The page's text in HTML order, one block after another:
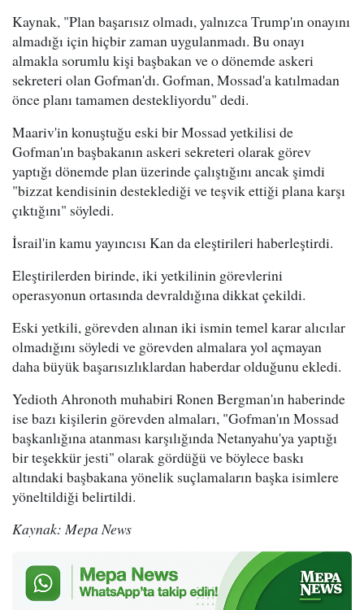
Kaynak, "Plan başarısız olmadı, yalnızca Trump'ın onayını
almadığı için hiçbir zaman uygulanmadı. Bu onayı
almakla sorumlu kişi başbakan ve o dönemde askeri
sekreteri olan Gofman'dı. Gofman, Mossad'a katılmadan
önce planı tamamen destekliyordu" dedi.
Maariv'in konuştuğu eski bir Mossad yetkilisi de
Gofman'ın başbakanın askeri sekreteri olarak görev
yaptığı dönemde plan üzerinde çalıştığını ancak şimdi
"bizzat kendisinin desteklediği ve teşvik ettiği plana karşı
çıktığını" söyledi.
İsrail'in kamu yayıncısı Kan da eleştirileri haberleştirdi.
Eleştirilerden birinde, iki yetkilinin görevlerini
operasyonun ortasında devraldığına dikkat çekildi.
Eski yetkili, görevden alınan iki ismin temel karar alıcılar
olmadığını söyledi ve görevden almalara yol açmayan
daha büyük başarısızlıklardan haberdar olduğunu ekledi.
Yedioth Ahronoth muhabiri Ronen Bergman'ın haberinde
ise bazı kişilerin görevden almaları, "Gofman'ın Mossad
başkanlığına atanması karşılığında Netanyahu'ya yaptığı
bir teşekkür jesti" olarak gördüğü ve böylece baskı
altındaki başbakana yönelik suçlamaların başka isimlere
yöneltildiği belirtildi.
Kaynak: Mepa News